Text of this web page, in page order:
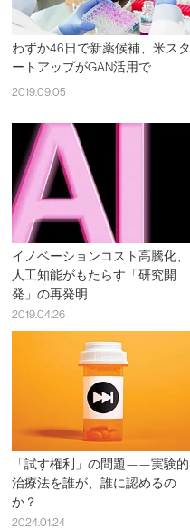
わずか46日で新薬候補、米スタ
ートアップがGAN活用で
2019.09.05
イノベーションコスト高騰化、
人工知能がもたらす「研究開
発」の再発明
2019.04.26
「試す権利」の問題——実験的
治療法を誰が、誰に認めるの
か？
2024.01.24